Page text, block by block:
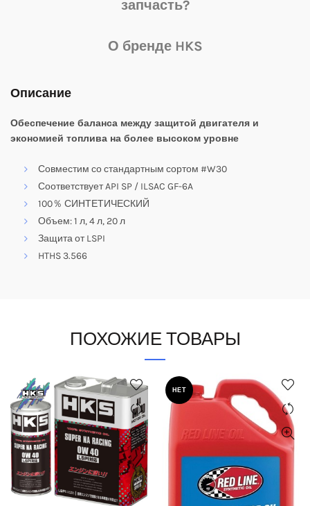
запчасть?
О бренде HKS
Описание
Обеспечение баланса между защитой двигателя и
экономией топлива на более высоком уровне
Совместим со стандартным сортом #W30
Соответствует API SP / ILSAC GF-6A
100％ СИНТЕТИЧЕСКИЙ
Объем: 1 л, 4 л, 20 л
Защита от LSPI
HTHS 3.566
ПОХОЖИЕ ТОВАРЫ
НЕТ